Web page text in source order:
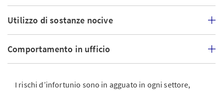
Utilizzo di sostanze nocive
Comportamento in ufficio
I rischi d’infortunio sono in agguato in ogni settore,